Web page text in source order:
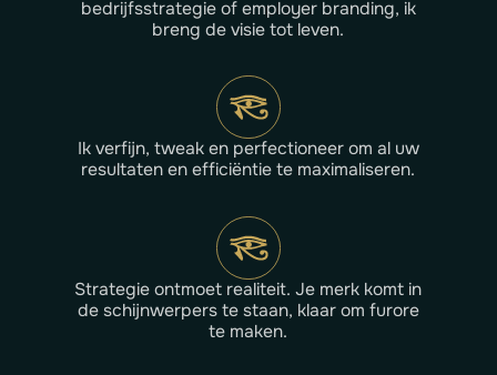
bedrijfsstrategie of employer branding, ik
breng de visie tot leven.
Ik verfijn, tweak en perfectioneer om al uw
resultaten en efficiëntie te maximaliseren.
Strategie ontmoet realiteit. Je merk komt in
de schijnwerpers te staan, klaar om furore
te maken.